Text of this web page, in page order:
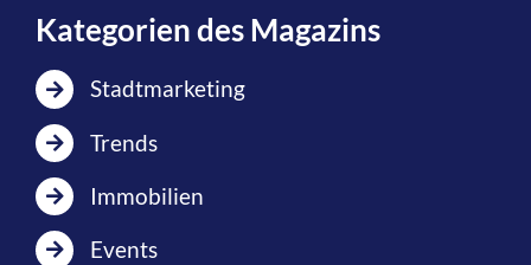
Kategorien des Magazins
Stadtmarketing
Trends
Immobilien
Events